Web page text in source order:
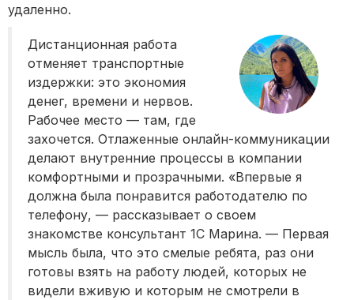
удаленно.
Дистанционная работа
отменяет транспортные
издержки: это экономия
денег, времени и нервов.
Рабочее место — там, где
захочется. Отлаженные онлайн-коммуникации
делают внутренние процессы в компании
комфортными и прозрачными. «Впервые я
должна была понравится работодателю по
телефону, — рассказывает о своем
знакомстве консультант 1С Марина. — Первая
мысль была, что это смелые ребята, раз они
готовы взять на работу людей, которых не
видели вживую и которым не смотрели в